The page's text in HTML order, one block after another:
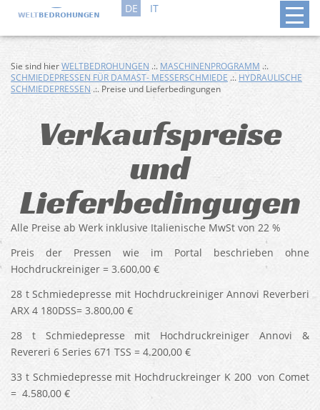
DE IT
Sie sind hierWELTBEDROHUNGEN .:. MASCHINENPROGRAMM .:.
SCHMIEDEPRESSEN FÜR DAMAST- MESSERSCHMIEDE .:. HYDRAULISCHE
SCHMIEDEPRESSEN .:. Preise und Lieferbedingungen
Verkaufspreise
und
Lieferbedingugen
Alle Preise ab Werk inklusive Italienische MwSt von 22 %
Preis der Pressen wie im Portal beschrieben ohne
Hochdruckreiniger = 3.600,00 €
28 t Schmiedepresse mit Hochdruckreiniger Annovi Reverberi
ARX 4 180DSS= 3.800,00 €
28 t Schmiedepresse mit Hochdruckreiniger Annovi &
Revereri 6 Series 671 TSS = 4.200,00 €
33 t Schmiedepresse mit Hochdruckreinger K 200 von Comet
= 4.580,00 €